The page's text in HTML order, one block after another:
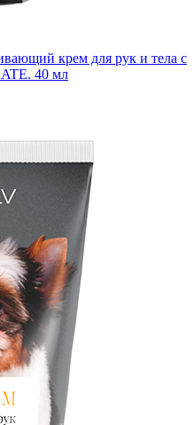
крем для рук и тела с
40 мл